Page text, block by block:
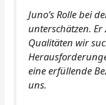
Juno’s Rolle bei
unterschätzen.
Qualitäten wir
eine erfüllende
uns.